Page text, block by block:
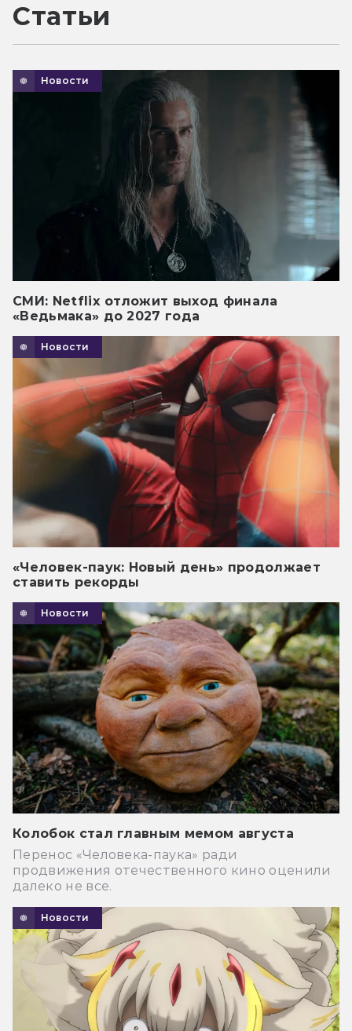
Статьи
Новости
СМИ: Netflix отложит выход финала
«Ведьмака» до 2027 года
Новости
«Человек-паук: Новый день» продолжает
ставить рекорды
Новости
Колобок стал главным мемом августа
Перенос «Человека-паука» ради
продвижения отечественного кино оценили
далеко не все.
Новости